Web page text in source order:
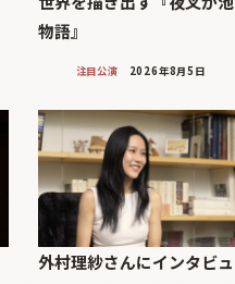
物語』
注目公演 2026年8月5日
外村理紗さんにインタビュ